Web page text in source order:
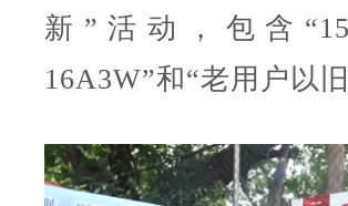
新”活动，包含
16A3W”和“老用户以